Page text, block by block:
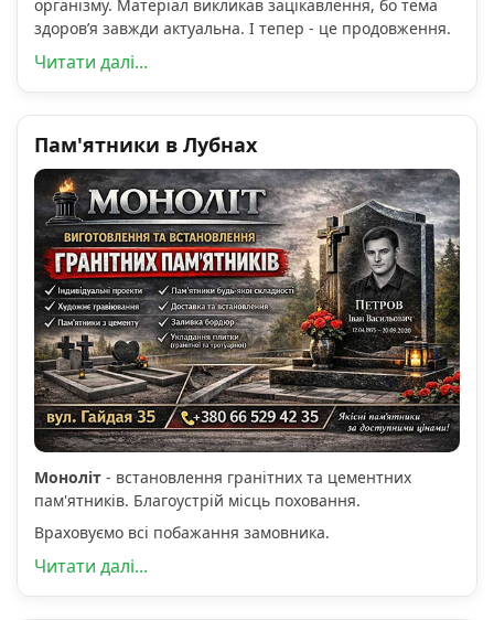
організму. Матеріал викликав зацікавлення, бо тема
здоров’я завжди актуальна. І тепер - це продовження.
Читати далі...
Пам'ятники в Лубнах
Моноліт - встановлення гранітних та цементних
пам'ятників. Благоустрій місць поховання.
Враховуємо всі побажання замовника.
Читати далі...